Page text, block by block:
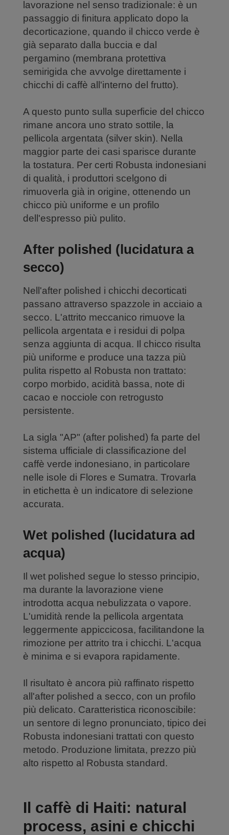
lavorazione nel senso tradizionale: è un
passaggio di finitura applicato dopo la
decorticazione, quando il chicco verde è
già separato dalla buccia e dal
pergamino (membrana protettiva
semirigida che avvolge direttamente i
chicchi di caffè all'interno del frutto).
A questo punto sulla superficie del chicco
rimane ancora uno strato sottile, la
pellicola argentata (silver skin). Nella
maggior parte dei casi sparisce durante
la tostatura. Per certi Robusta indonesiani
di qualità, i produttori scelgono di
rimuoverla già in origine, ottenendo un
chicco più uniforme e un profilo
dell'espresso più pulito.
After polished (lucidatura a
secco)
Nell'after polished i chicchi decorticati
passano attraverso spazzole in acciaio a
secco. L'attrito meccanico rimuove la
pellicola argentata e i residui di polpa
senza aggiunta di acqua. Il chicco risulta
più uniforme e produce una tazza più
pulita rispetto al Robusta non trattato:
corpo morbido, acidità bassa, note di
cacao e nocciole con retrogusto
persistente.
La sigla "AP" (after polished) fa parte del
sistema ufficiale di classificazione del
caffè verde indonesiano, in particolare
nelle isole di Flores e Sumatra. Trovarla
in etichetta è un indicatore di selezione
accurata.
Wet polished (lucidatura ad
acqua)
Il wet polished segue lo stesso principio,
ma durante la lavorazione viene
introdotta acqua nebulizzata o vapore.
L'umidità rende la pellicola argentata
leggermente appiccicosa, facilitandone la
rimozione per attrito tra i chicchi. L'acqua
è minima e si evapora rapidamente.
Il risultato è ancora più raffinato rispetto
all'after polished a secco, con un profilo
più delicato. Caratteristica riconoscibile:
un sentore di legno pronunciato, tipico dei
Robusta indonesiani trattati con questo
metodo. Produzione limitata, prezzo più
alto rispetto al Robusta standard.
Il caffè di Haiti: natural
process, asini e chicchi